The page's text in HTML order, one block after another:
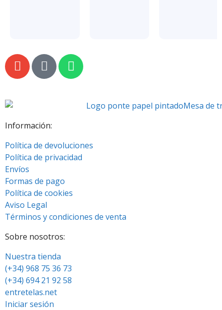
Información:
Política de devoluciones
Política de privacidad
Envíos
Formas de pago
Política de cookies
Aviso Legal
Términos y condiciones de venta
Sobre nosotros:
Nuestra tienda
(+34) 968 75 36 73
(+34) 694 21 92 58
entretelas.net
Iniciar sesión